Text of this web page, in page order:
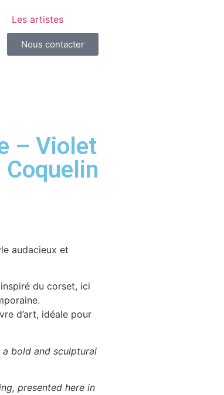
Les artistes
Nous contacter
– Violet
Coquelin
audacieux et
du corset, ici
d’art, idéale pour
bold and sculptural
presented here in